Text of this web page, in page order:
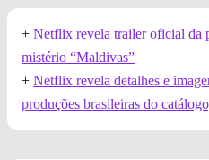
+ Netflix revela trailer oficial da
mistério “Maldivas”
+ Netflix revela detalhes e
produções brasileiras do